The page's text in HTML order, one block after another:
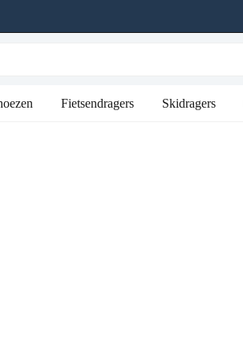
Fietsendragers Skidragers